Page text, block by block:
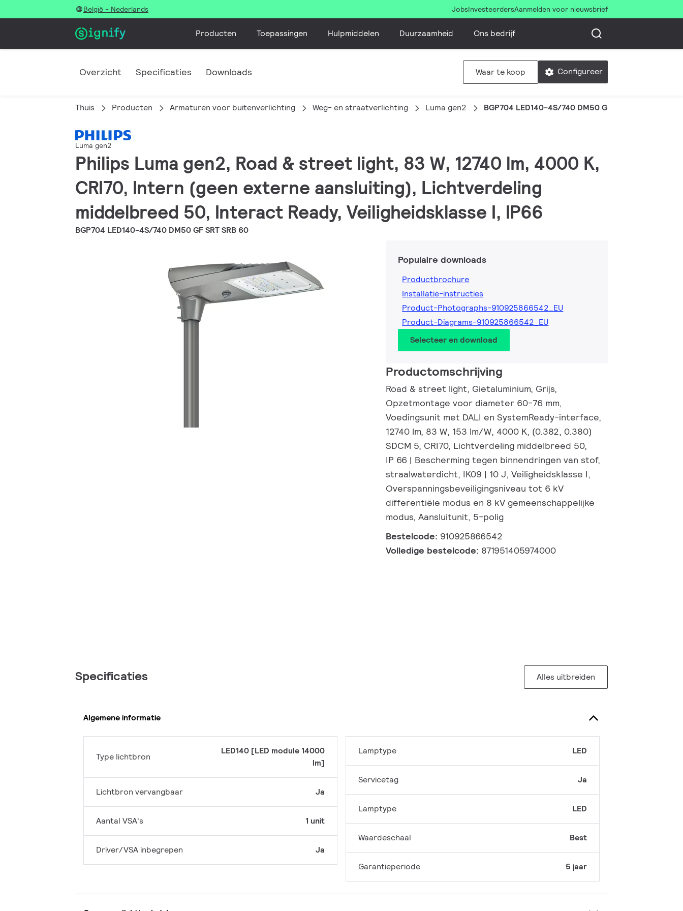
België - Nederlands JobsInvesteerdersAanmelden voor nieuwsbrief
Producten Toepassingen Hulpmiddelen Duurzaamheid Ons bedrijf
Overzicht Specificaties Downloads Waar te koop Configureer
Thuis Producten Armaturen voor buitenverlichting Weg- en straatverlichting Luma gen2 BGP704 LED140-4S/740 DM50 GF SRT SRB 60
Luma gen2
Philips Luma gen2, Road & street light, 83 W, 12740 lm, 4000 K,
CRI70, Intern (geen externe aansluiting), Lichtverdeling
middelbreed 50, Interact Ready, Veiligheidsklasse I, IP66
BGP704 LED140-4S/740 DM50 GF SRT SRB 60
Populaire downloads
Productbrochure
Installatie-instructies
Product-Photographs-910925866542_EU
Product-Diagrams-910925866542_EU
Selecteer en download
Productomschrijving
Road & street light, Gietaluminium, Grijs,
Opzetmontage voor diameter 60-76 mm,
Voedingsunit met DALI en SystemReady-interface,
12740 lm, 83 W, 153 lm/W, 4000 K, (0.382, 0.380)
SDCM 5, CRI70, Lichtverdeling middelbreed 50,
IP 66 | Bescherming tegen binnendringen van stof,
straalwaterdicht, IK09 | 10 J, Veiligheidsklasse I,
Overspanningsbeveiligingsniveau tot 6 kV
differentiële modus en 8 kV gemeenschappelijke
modus, Aansluitunit, 5-polig
Bestelcode: 910925866542
Volledige bestelcode: 871951405974000
Specificaties Alles uitbreiden
Algemene informatie
Type lichtbron
LED140 [LED module 14000
lm]
Lichtbron vervangbaar Ja
Aantal VSA's 1 unit
Driver/VSA inbegrepen Ja
Lamptype LED
Servicetag Ja
Lamptype LED
Waardeschaal Best
Garantieperiode 5 jaar